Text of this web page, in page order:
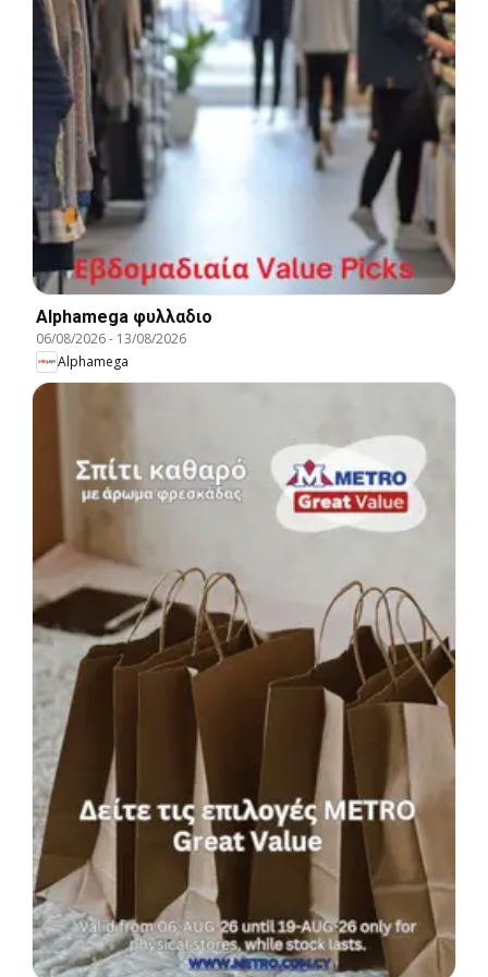
Alphamega φυλλαδιο
06/08/2026- 13/08/2026
Alphamega